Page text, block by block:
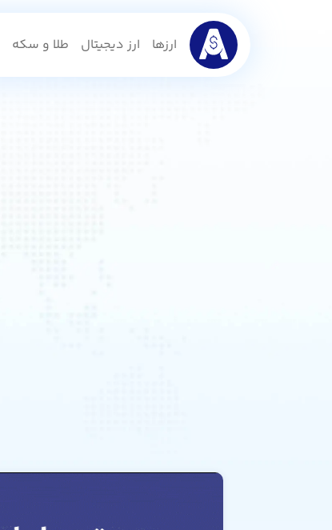
ارزها ارز دیجیتال طلا و سکه